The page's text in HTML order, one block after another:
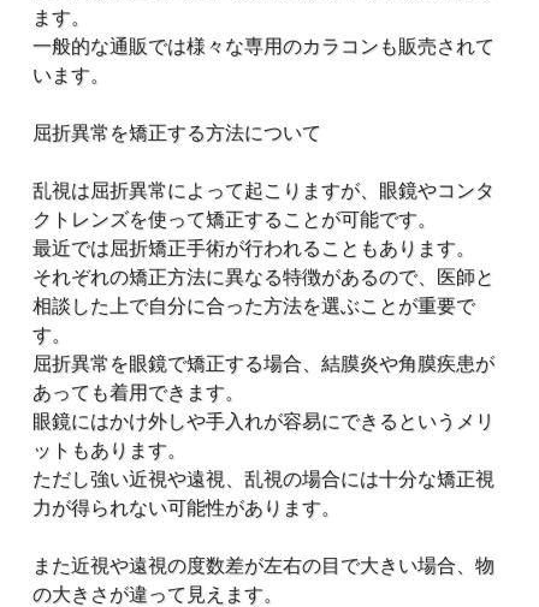
ます。
一般的な通販では様々な専用のカラコンも販売されて
います。
屈折異常を矯正する方法について
乱視は屈折異常によって起こりますが、眼鏡やコンタ
クトレンズを使って矯正することが可能です。
最近では屈折矯正手術が行われることもあります。
それぞれの矯正方法に異なる特徴があるので、医師と
相談した上で自分に合った方法を選ぶことが重要で
す。
屈折異常を眼鏡で矯正する場合、結膜炎や角膜疾患が
あっても着用できます。
眼鏡にはかけ外しや手入れが容易にできるというメリ
ットもあります。
ただし強い近視や遠視、乱視の場合には十分な矯正視
力が得られない可能性があります。
また近視や遠視の度数差が左右の目で大きい場合、物
の大きさが違って見えます。